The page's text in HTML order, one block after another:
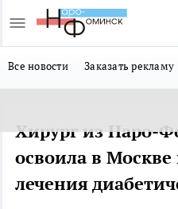
Все новости Заказать рекламу
Хирург из Наро-
освоила в
лечения